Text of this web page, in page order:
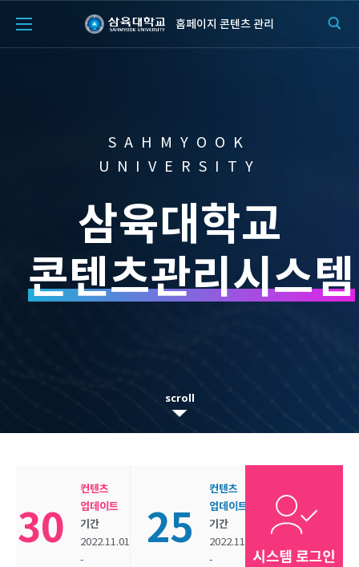
홈페이지 콘텐츠 관리
SAHMYOOK
UNIVERSITY
삼육대학교
콘텐츠관리시스템
scroll
30
컨텐츠
업데이트
기간
2022.11.01
-
25
컨텐츠
업데이트
기간
2022.11.01
-